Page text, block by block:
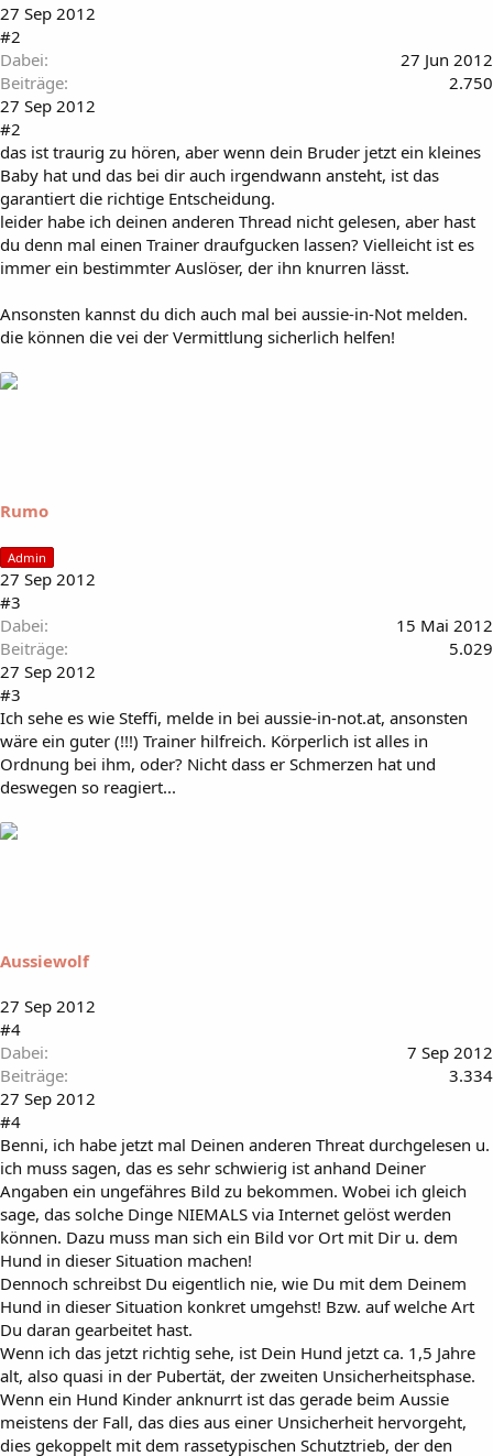
27 Sep 2012
#2
Dabei
27 Jun 2012
Beiträge
2.750
27 Sep 2012
#2
das ist traurig zu hören, aber wenn dein Bruder jetzt ein kleines
Baby hat und das bei dir auch irgendwann ansteht, ist das
garantiert die richtige Entscheidung.
leider habe ich deinen anderen Thread nicht gelesen, aber hast
du denn mal einen Trainer draufgucken lassen? Vielleicht ist es
immer ein bestimmter Auslöser, der ihn knurren lässt.
Ansonsten kannst du dich auch mal bei aussie-in-Not melden.
die können die vei der Vermittlung sicherlich helfen!
Rumo
Admin
27 Sep 2012
#3
Dabei
15 Mai 2012
Beiträge
5.029
27 Sep 2012
#3
Ich sehe es wie Steffi, melde in bei aussie-in-not.at, ansonsten
wäre ein guter (!!!) Trainer hilfreich. Körperlich ist alles in
Ordnung bei ihm, oder? Nicht dass er Schmerzen hat und
deswegen so reagiert...
Aussiewolf
27 Sep 2012
#4
Dabei
7 Sep 2012
Beiträge
3.334
27 Sep 2012
#4
Benni, ich habe jetzt mal Deinen anderen Threat durchgelesen u.
ich muss sagen, das es sehr schwierig ist anhand Deiner
Angaben ein ungefähres Bild zu bekommen. Wobei ich gleich
sage, das solche Dinge NIEMALS via Internet gelöst werden
können. Dazu muss man sich ein Bild vor Ort mit Dir u. dem
Hund in dieser Situation machen!
Dennoch schreibst Du eigentlich nie, wie Du mit dem Deinem
Hund in dieser Situation konkret umgehst! Bzw. auf welche Art
Du daran gearbeitet hast.
Wenn ich das jetzt richtig sehe, ist Dein Hund jetzt ca. 1,5 Jahre
alt, also quasi in der Pubertät, der zweiten Unsicherheitsphase.
Wenn ein Hund Kinder anknurrt ist das gerade beim Aussie
meistens der Fall, das dies aus einer Unsicherheit hervorgeht,
dies gekoppelt mit dem rassetypischen Schutztrieb, der den